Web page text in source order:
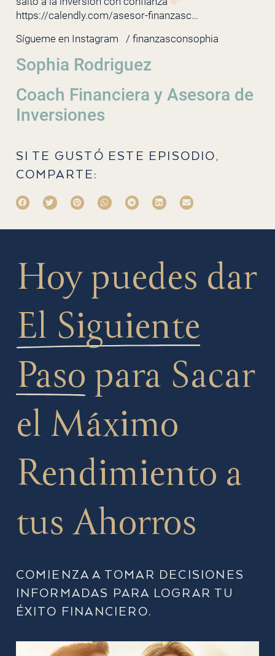
https://calendly.com/asesor-finanzasc…
Sígueme en Instagram
/ finanzasconsophia
Sophia Rodriguez
Coach Financiera y Asesora de
Inversiones
SI TE GUSTÓ ESTE EPISODIO,
COMPARTE:
Hoy puedes dar
El Siguiente
Paso para Sacar
el Máximo
Rendimiento a
tus Ahorros
COMIENZA A TOMAR DECISIONES
INFORMADAS PARA LOGRAR TU
ÉXITO FINANCIERO.